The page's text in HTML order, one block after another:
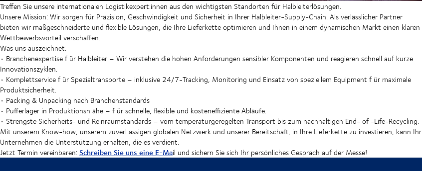
Treffen Sie unsere internationalen Logistikexpert:innen aus den wichtigsten Standorten für Halbleiterlösungen.
Unsere Mission: Wir sorgen für Präzision, Geschwindigkeit und Sicherheit in Ihrer Halbleiter-Supply-Chain. Als verlässlicher Partner
bieten wir maßgeschneiderte und flexible Lösungen, die Ihre Lieferkette optimieren und Ihnen in einem dynamischen Markt einen klaren
Wettbewerbsvorteil verschaffen.
Was uns auszeichnet:
• Branchenexpertise f ür Halbleiter – Wir verstehen die hohen Anforderungen sensibler Komponenten und reagieren schnell auf kurze
Innovationszyklen.
• Komplettservice f ür Spezialtransporte – inklusive 24/7-Tracking, Monitoring und Einsatz von speziellem Equipment f ür maximale
Produktsicherheit.
• Packing & Unpacking nach Branchenstandards
• Pufferlager in Produktionsn ähe – f ür schnelle, flexible und kosteneffiziente Abläufe.
• Strengste Sicherheits- und Reinraumstandards – vom temperaturgeregelten Transport bis zum nachhaltigen End- of -Life-Recycling.
Mit unserem Know-how, unserem zuverl ässigen globalen Netzwerk und unserer Bereitschaft, in Ihre Lieferkette zu investieren, kann Ihr
Unternehmen die Unterstützung erhalten, die es verdient.
Jetzt Termin vereinbaren:Schreiben Sie uns eine E-Mail und sichern Sie sich Ihr persönliches Gespräch auf der Messe!